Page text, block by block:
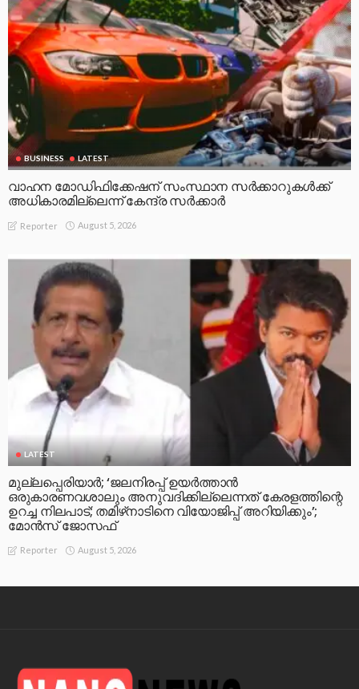
BUSINESS LATEST
വാഹന മോഡിഫിക്കേഷന് സംസ്ഥാന സർക്കാറുകൾക്ക്
അധികാരമില്ലെന്ന് കേന്ദ്ര സർക്കാർ
Reporter August 5, 2026
LATEST
മുല്ലപ്പെരിയാര്‍; ‘ജലനിരപ്പ് ഉയര്‍ത്താന്‍
ഒരുകാരണവശാലും അനുവദിക്കില്ലെന്നത് കേരളത്തിന്റെ
ഉറച്ച നിലപാട്; തമിഴ്‌നാടിനെ വിയോജിപ്പ് അറിയിക്കും’;
മോന്‍സ് ജോസഫ്
Reporter August 5, 2026